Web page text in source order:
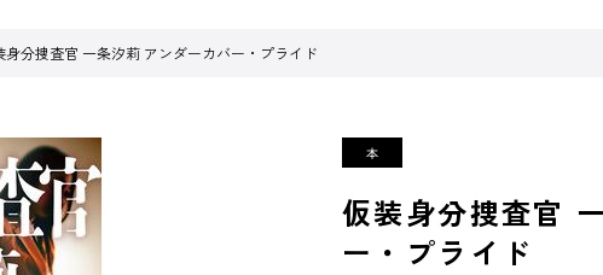
身分捜査官 一条汐莉 アンダーカバー・プライド
仮装身分捜査官
ー・プライド